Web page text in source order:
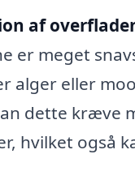
af
er meget
alger eller
dette kræve
hvilket også